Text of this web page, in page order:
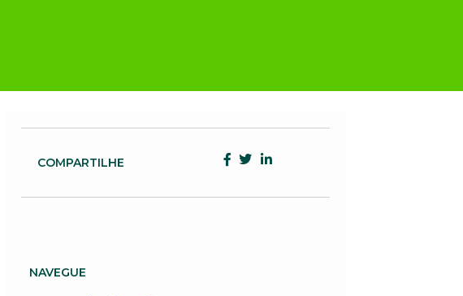
COMPARTILHE
NAVEGUE